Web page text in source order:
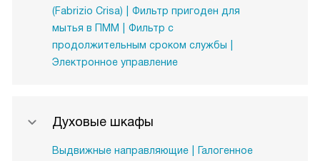
(Fabrizio Crisа)
Фильтр пригоден для
мытья в ПММ
Фильтр с
продолжительным сроком службы
Электронное управление
Духовые шкафы
Выдвижные направляющие
Галогенное